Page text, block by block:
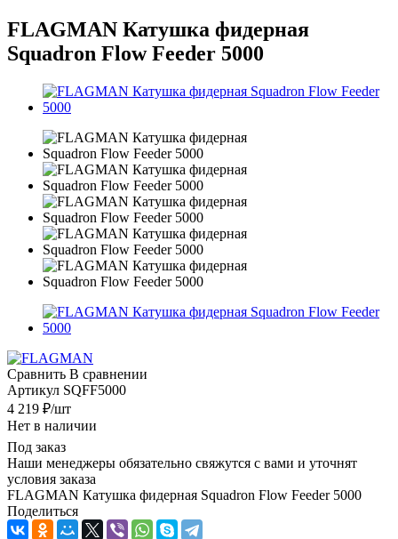
FLAGMAN Катушка фидерная
Squadron Flow Feeder 5000
Сравнить В сравнении
Артикул SQFF5000
4 219 ₽/шт
Нет в наличии
Под заказ
Наши менеджеры обязательно свяжутся с вами и уточнят
условия заказа
FLAGMAN Катушка фидерная Squadron Flow Feeder 5000
Поделиться